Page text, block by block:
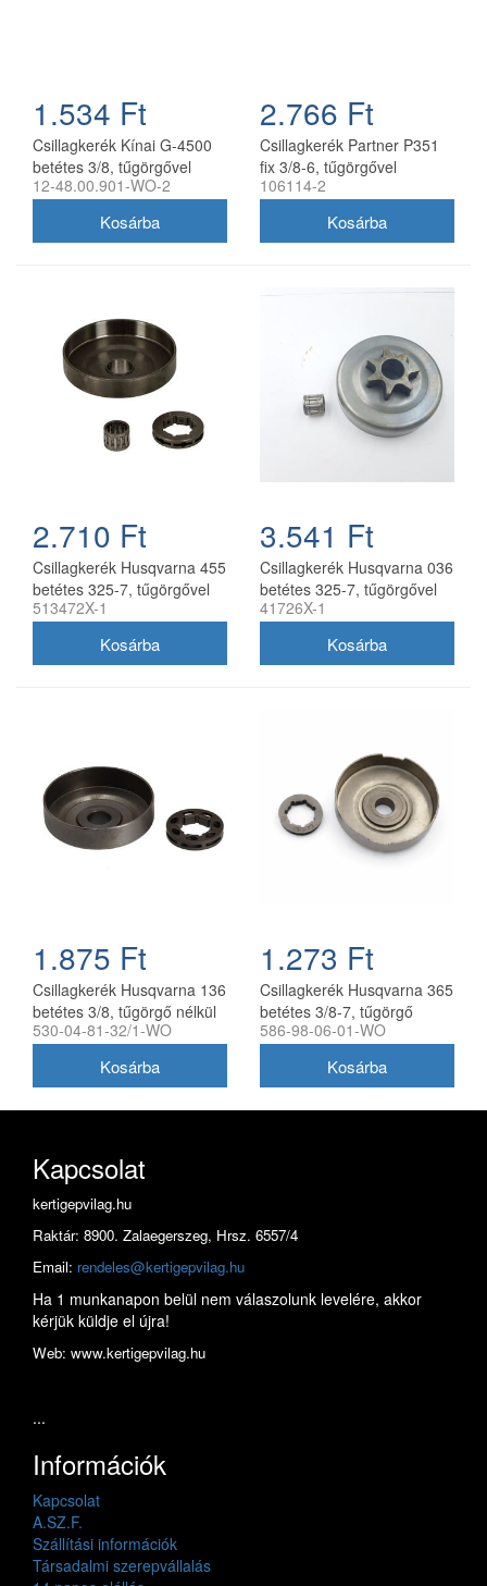
1.534 Ft
Csillagkerék Kínai G-4500
betétes 3/8, tűgörgővel
utángyártott
12-48.00.901-WO-2
2.766 Ft
Csillagkerék Partner P351
fix 3/8-6, tűgörgővel
utángyártott
106114-2
2.710 Ft
Csillagkerék Husqvarna 455
betétes 325-7, tűgörgővel
utángyártott
513472X-1
3.541 Ft
Csillagkerék Husqvarna 036
betétes 325-7, tűgörgővel
utángyártott
41726X-1
1.875 Ft
Csillagkerék Husqvarna 136
betétes 3/8, tűgörgő nélkül
utángyártott
530-04-81-32/1-WO
1.273 Ft
Csillagkerék Husqvarna 365
betétes 3/8-7, tűgörgő
nélkül utángyártott
586-98-06-01-WO
Kapcsolat
kertigepvilag.hu
Raktár: 8900. Zalaegerszeg, Hrsz. 6557/4
Email: rendeles@kertigepvilag.hu
Ha 1 munkanapon belül nem válaszolunk levelére, akkor
kérjük küldje el újra!
Web: www.kertigepvilag.hu
...
Információk
Kapcsolat
A.SZ.F.
Szállítási információk
Társadalmi szerepvállalás